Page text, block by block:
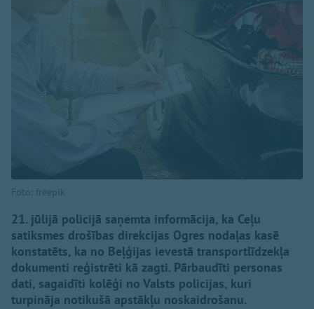
Foto: freepik
21. jūlijā policijā saņemta informācija, ka Ceļu
satiksmes drošības direkcijas Ogres nodaļas kasē
konstatēts, ka no Beļģijas ievestā transportlīdzekļa
dokumenti reģistrēti kā zagti. Pārbaudīti personas
dati, sagaidīti kolēģi no Valsts policijas, kuri
turpināja notikušā apstākļu noskaidrošanu.